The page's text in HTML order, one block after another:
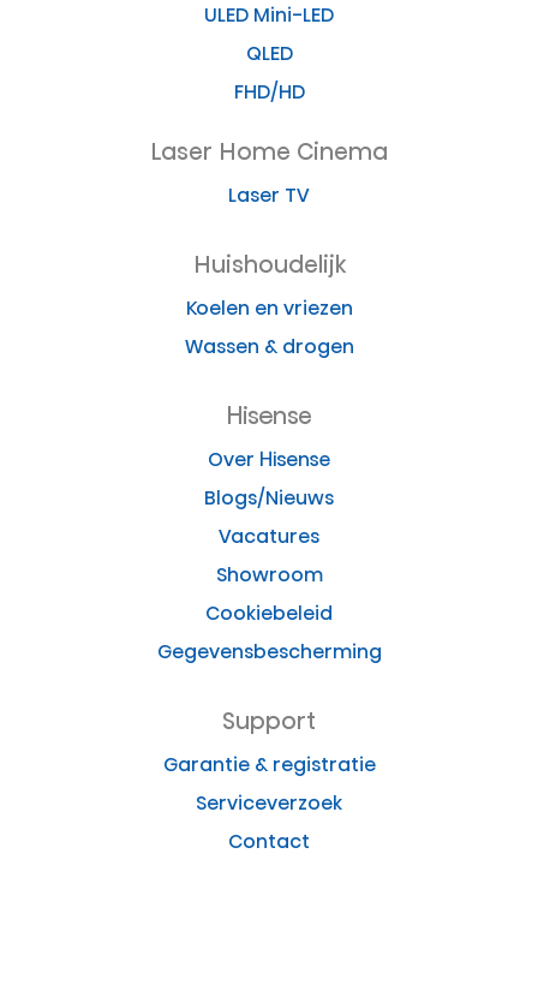
ULED Mini-LED
QLED
FHD/HD
Laser Home Cinema
Laser TV
Huishoudelijk
Koelen en vriezen
Wassen & drogen
Hisense
Over Hisense
Blogs/Nieuws
Vacatures
Showroom
Cookiebeleid
Gegevensbescherming
Support
Garantie & registratie
Serviceverzoek
Contact